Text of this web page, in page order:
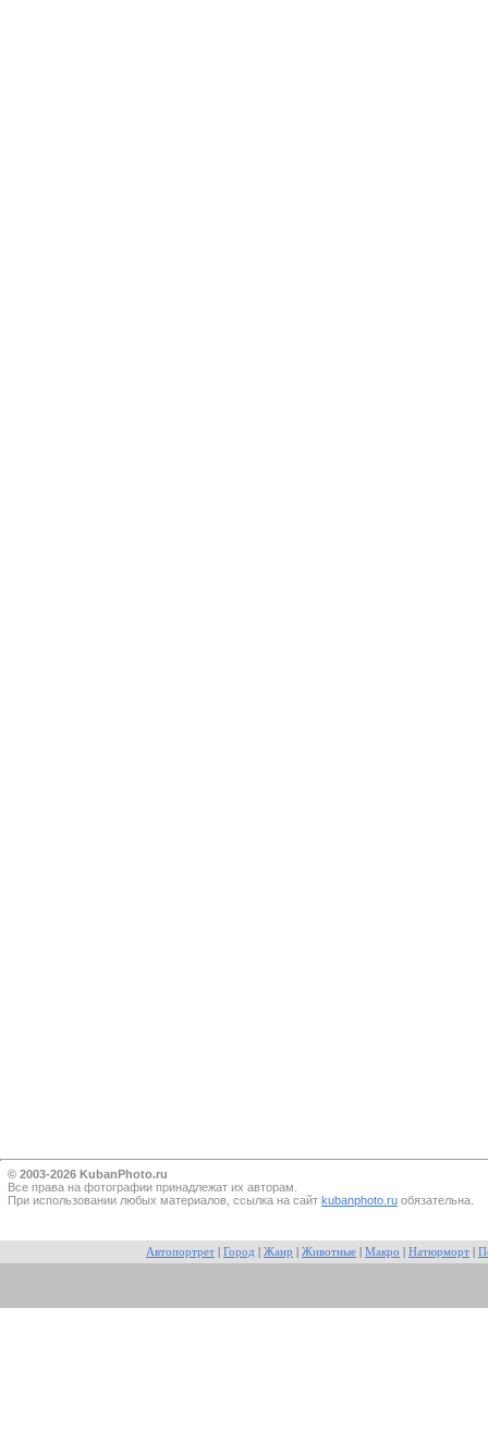
© 2003-2026 KubanPhoto.ru
Все прaва на фотографии принадлежат их авторам.
При использовании любых материалов, ссылка на сайт kubanphoto.ru обязательна.
Автопортрет Город Жанр Животные Макро Натюрморт